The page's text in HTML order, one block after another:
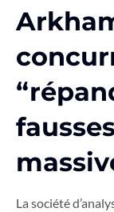
La société